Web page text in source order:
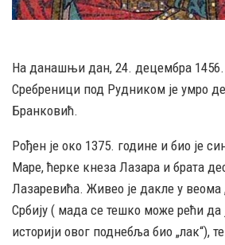
На данашњи дан, 24. децембра 1456.
Сребреници под Рудником је умро
Бранковић.
Рођен је око 1375. године и био је
Маре, ћерке кнеза Лазара и брата
Лазаревића. Живео је дакле у веома
Србију ( мада се тешко може рећи да
историји овог поднебља био „лак“),